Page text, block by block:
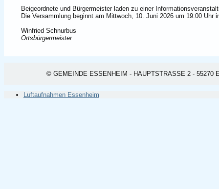
Beigeordnete und Bürgermeister laden zu einer
Die Versammlung beginnt am Mittwoch, 10. Juni 2026 um 19:00 Uhr
Winfried Schnurbus
Ortsbürgermeister
© GEMEINDE ESSENHEIM - HAUPTSTRASSE 2 - 55270
Luftaufnahmen Essenheim